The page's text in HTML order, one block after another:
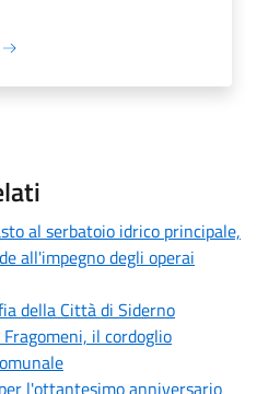
al serbatoio idrico principale,
all'impegno degli operai
della Città di Siderno
il cordoglio
l'ottantesimo anniversario